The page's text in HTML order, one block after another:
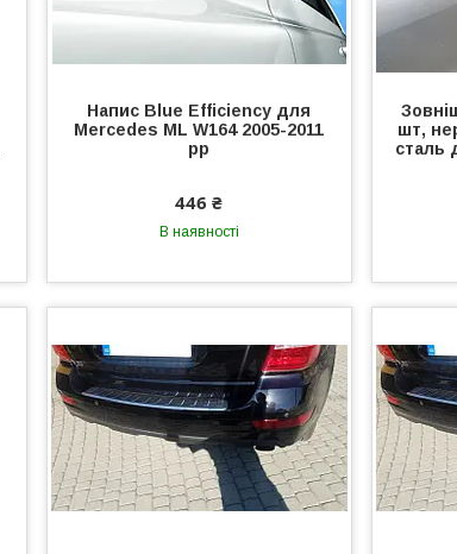
Напис Blue Efficiency для
Mercedes ML W164 2005-2011
рр
446 ₴
В наявності
шт,
сталь